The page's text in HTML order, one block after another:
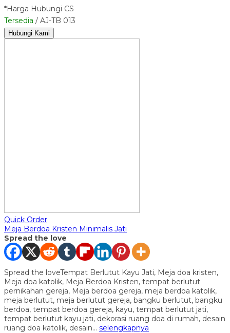
*Harga Hubungi CS
Tersedia / AJ-TB 013
Hubungi Kami
Quick Order
Meja Berdoa Kristen Minimalis Jati
Spread the love
Spread the loveTempat Berlutut Kayu Jati, Meja doa kristen,
Meja doa katolik, Meja Berdoa Kristen, tempat berlutut
pernikahan gereja, Meja berdoa gereja, meja berdoa katolik,
meja berlutut, meja berlutut gereja, bangku berlutut, bangku
berdoa, tempat berdoa gereja, kayu, tempat berlutut jati,
tempat berlutut kayu jati, dekorasi ruang doa di rumah, desain
ruang doa katolik, desain… selengkapnya